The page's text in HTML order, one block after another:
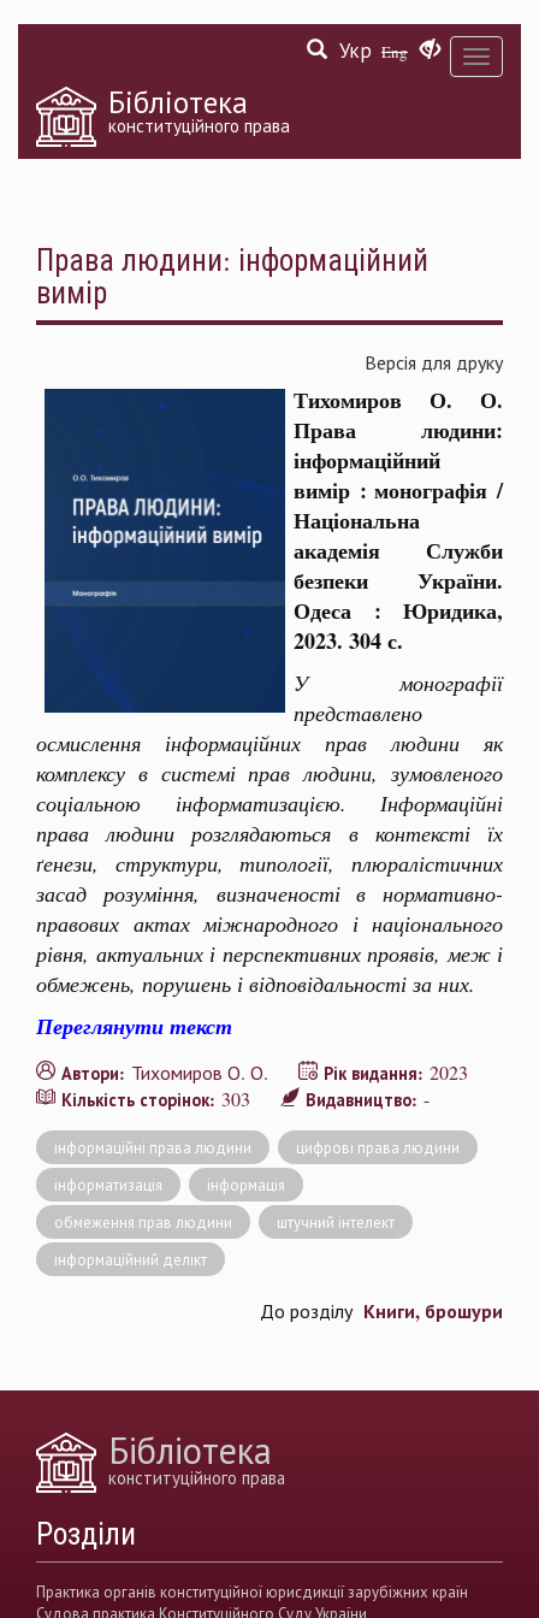
Toggle
Укр Eng
Бібліотека
конституційного права
Права людини: інформаційний
вимір
Версія для друку
Тихомиров О. О.
Права людини:
інформаційний
вимір : монографія /
Національна
академія Служби
безпеки України.
Одеса : Юридика,
2023. 304 с.
У монографії
представлено
осмислення інформаційних прав людини як
комплексу в системі прав людини, зумовленого
соціальною інформатизацією. Інформаційні
права людини розглядаються в контексті їх
ґенези, структури, типології, плюралістичних
засад розуміння, визначеності в нормативно-
правових актах міжнародного і національного
рівня, актуальних і перспективних проявів, меж і
обмежень, порушень і відповідальності за них.
Переглянути текст
Автори: Тихомиров О. О. Рік видання: 2023
Кількість сторінок: 303 Видавництво: -
інформаційні права людини
цифрові права людини
інформатизація
інформація
обмеження прав людини
штучний інтелект
інформаційний делікт
До розділу Книги, брошури
Бібліотека
конституційного права
Розділи
Практика органів конституційної юрисдикції зарубіжних країн
Судова практика Конституційного Суду України